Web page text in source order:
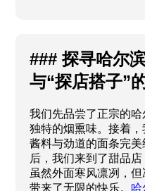
### 探寻哈尔
与“探店搭子”
我们先品尝了正宗的
独特的烟熏味。接着
酱料与劲道的面条完
后，我们来到了甜品
虽然外面寒风凛冽，
带来了无限的快乐。 哈